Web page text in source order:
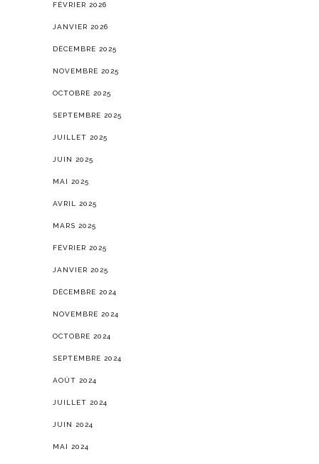
FÉVRIER 2026
JANVIER 2026
DÉCEMBRE 2025
NOVEMBRE 2025
OCTOBRE 2025
SEPTEMBRE 2025
JUILLET 2025
JUIN 2025
MAI 2025
AVRIL 2025
MARS 2025
FÉVRIER 2025
JANVIER 2025
DÉCEMBRE 2024
NOVEMBRE 2024
OCTOBRE 2024
SEPTEMBRE 2024
AOÛT 2024
JUILLET 2024
JUIN 2024
MAI 2024